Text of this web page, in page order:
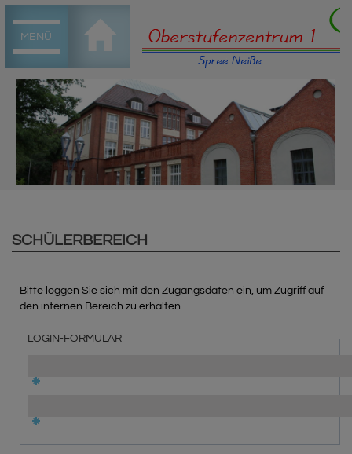
MENÜ
SCHÜLERBEREICH
Bitte loggen Sie sich mit den Zugangsdaten ein, um Zugriff auf
den internen Bereich zu erhalten.
LOGIN-FORMULAR